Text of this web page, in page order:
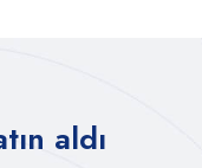
aldı